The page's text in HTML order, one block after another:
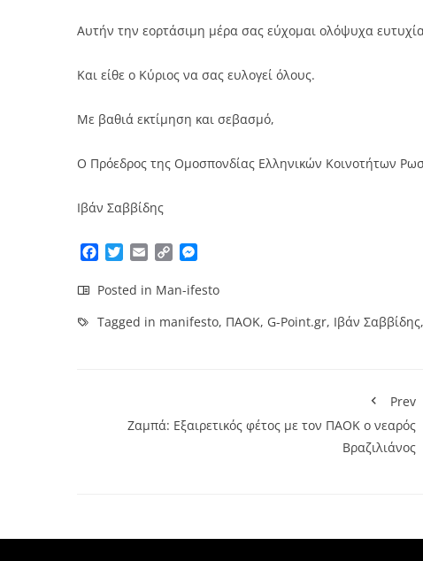
Αυτήν την εορτάσιμη μέρα σας εύχομαι ολόψυχα
Και είθε ο Κύριος να σας ευλογεί όλους.
Με βαθιά εκτίμηση και σεβασμό,
Ο Πρόεδρος της Ομοσπονδίας Ελληνικών Κοινοτήτων
Ιβάν Σαββίδης
Facebook
TwitterEmailCopy
Posted in Man-ifesto
Tagged in manifesto, ΠΑΟΚ, G-Point.gr, Ιβάν Σαββίδης,
Prev
Ζαμπά: Εξαιρετικός φέτος με τον ΠΑΟΚ ο νεαρός
Βραζιλιάνος